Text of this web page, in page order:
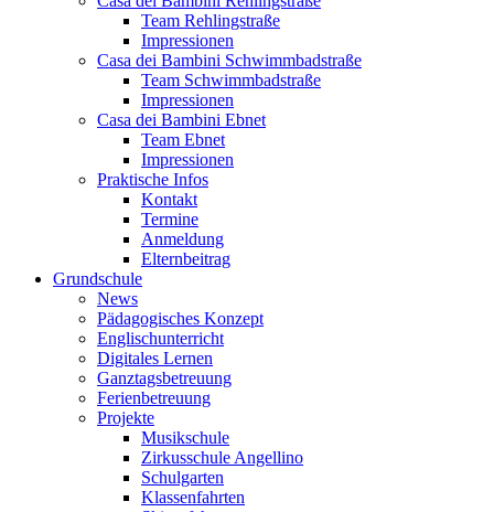
Team Rehlingstraße
Impressionen
Casa dei Bambini Schwimmbadstraße
Team Schwimmbadstraße
Impressionen
Casa dei Bambini Ebnet
Team Ebnet
Impressionen
Praktische Infos
Kontakt
Termine
Anmeldung
Elternbeitrag
Grundschule
News
Pädagogisches Konzept
Englischunterricht
Digitales Lernen
Ganztagsbetreuung
Ferienbetreuung
Projekte
Musikschule
Zirkusschule Angellino
Schulgarten
Klassenfahrten